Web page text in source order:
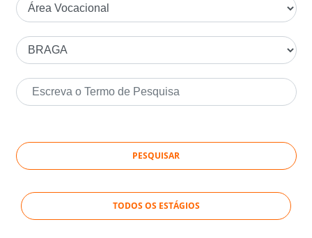
TODOS OS ESTÁGIOS